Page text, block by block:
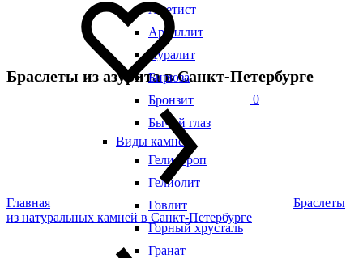
Аметист
Аргиллит
Ауралит
Бирюза
Бронзит
Бычий глаз
Виды камней
Гелиотроп
Гелиолит
Говлит
Горный хрусталь
Гранат
0
Браслеты из азурита в Санкт-Петербурге
Главная
Браслеты
из натуральных камней в Санкт-Петербурге